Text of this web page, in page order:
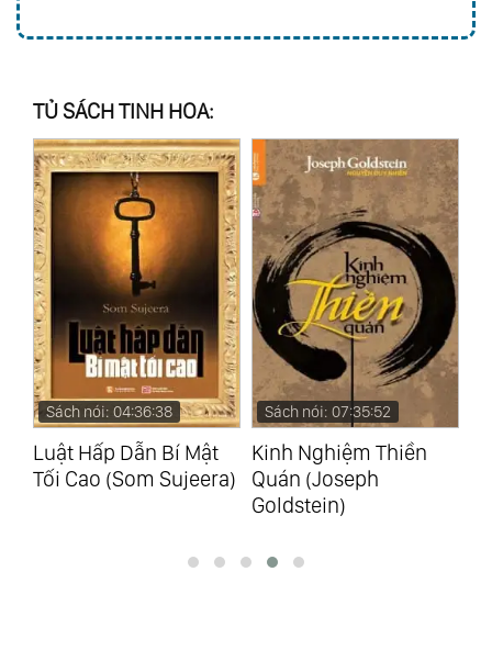
TỦ SÁCH TINH HOA:
Sách nói: 04:36:38
Luật Hấp Dẫn Bí Mật
Tối Cao (Som Sujeera)
Sách nói: 07:35:52
Kinh Nghiệm Thiền
Quán (Joseph
Goldstein)